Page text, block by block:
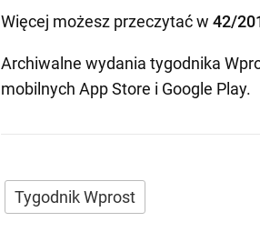
Więcej możesz przeczytać w 42/
Archiwalne wydania tygodnika
mobilnych App Store i Google Play.
Tygodnik Wprost